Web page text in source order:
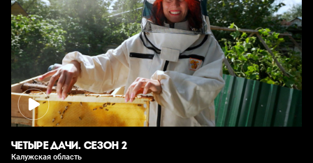
ЧЕТЫРЕ ДАЧИ. СЕЗОН 2
Калужская область